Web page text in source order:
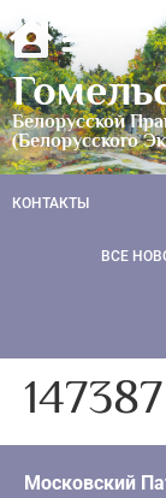
Белорусской
(Белорусского
КОНТАКТЫ
ВСЕ
147387
Московский